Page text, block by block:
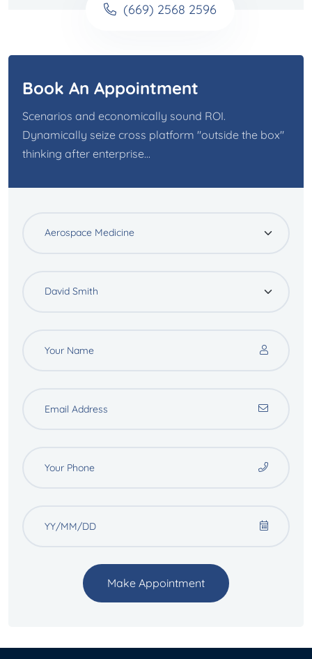
(669) 2568 2596
Book An Appointment
Scenarios and economically sound ROI.
Dynamically seize cross platform "outside the box"
thinking after enterprise...
Make Appointment